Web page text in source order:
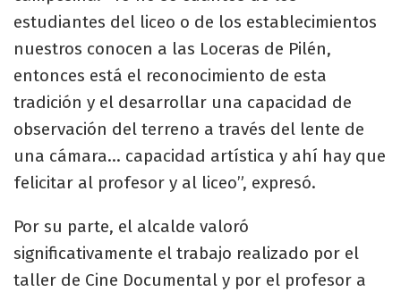
estudiantes del liceo o de los establecimientos
nuestros conocen a las Loceras de Pilén,
entonces está el reconocimiento de esta
tradición y el desarrollar una capacidad de
observación del terreno a través del lente de
una cámara… capacidad artística y ahí hay que
felicitar al profesor y al liceo”, expresó.
Por su parte, el alcalde valoró
significativamente el trabajo realizado por el
taller de Cine Documental y por el profesor a